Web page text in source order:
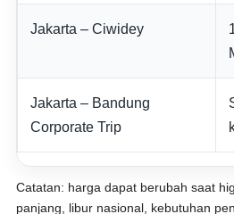
Jakarta – Ciwidey
Jakarta – Bandung
Corporate Trip
Catatan: harga dapat berubah saat
panjang, libur nasional, kebutuhan